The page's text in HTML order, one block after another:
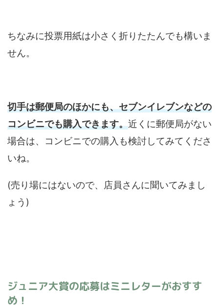
ちなみに投票用紙は小さく折りたたんでも構いま
せん。
切手は郵便局のほかにも、セブンイレブンなどの
コンビニでも購入できます。近くに郵便局がない
場合は、コンビニでの購入も検討してみてくださ
いね。
(売り場にはないので、店員さんに聞いてみまし
ょう)
ジュニア大賞の応募はミニレターがおすす
め！